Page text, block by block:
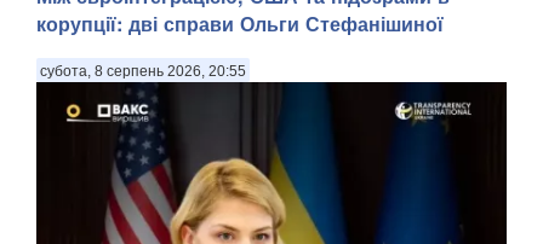
корупції: дві справи Ольги Стефанішиної
субота, 8 серпень 2026, 20:55